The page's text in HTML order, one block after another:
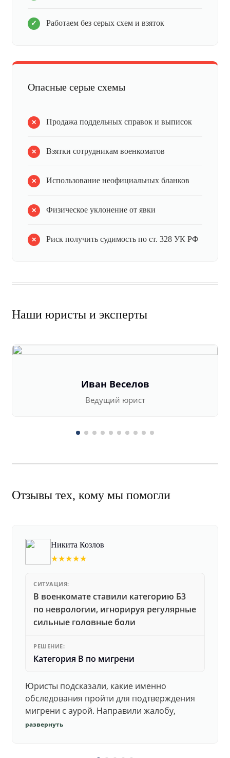
Работаем без серых схем и взяток
Опасные серые схемы
Продажа поддельных справок и выписок
Взятки сотрудникам военкоматов
Использование неофициальных бланков
Физическое уклонение от явки
Риск получить судимость по ст. 328 УК РФ
Наши юристы и эксперты
Иван Веселов
Ведущий юрист
Отзывы тех, кому мы помогли
Никита Козлов
★★★★★
СИТУАЦИЯ:
В военкомате ставили категорию Б3
по неврологии, игнорируя регулярные
сильные головные боли
РЕШЕНИЕ:
Категория В по мигрени
Юристы подсказали, какие именно
обследования пройти для подтверждения
мигрени с аурой. Направили жалобу,
добились повторного осмотра и списания в
развернуть